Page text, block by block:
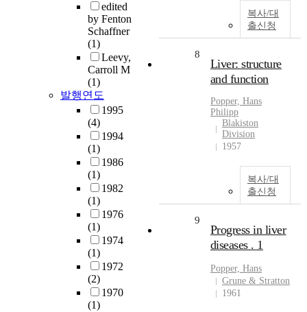
edited
by Fenton
Schaffner
(1)
Leevy,
Carroll M
(1)
발행연도
1995
(4)
1994
(1)
1986
(1)
1982
(1)
1976
(1)
1974
(1)
1972
(2)
1970
(1)
복사/대
출신청
8
Liver: structure
and function
Popper, Hans
Philipp
Blakiston
Division
1957
복사/대
출신청
9
Progress in liver
diseases . 1
Popper, Hans
Grune & Stratton
1961